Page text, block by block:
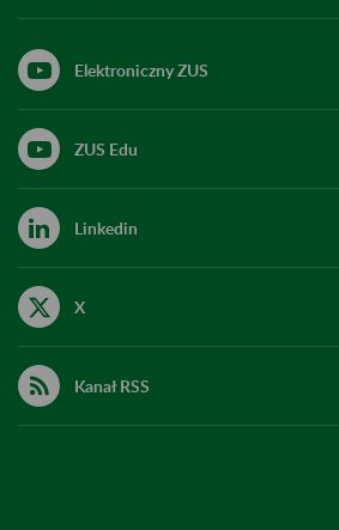
Elektroniczny ZUS
ZUS Edu
Linkedin
X
Kanał RSS